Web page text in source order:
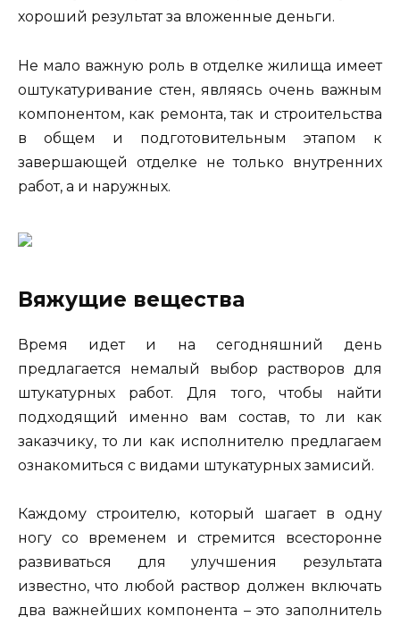
хороший результат за вложенные деньги.
Не мало важную роль в отделке жилища имеет
оштукатуривание стен, являясь очень важным
компонентом, как ремонта, так и строительства
в общем и подготовительным этапом к
завершающей отделке не только внутренних
работ, а и наружных.
Вяжущие вещества
Время идет и на сегодняшний день
предлагается немалый выбор растворов для
штукатурных работ. Для того, чтобы найти
подходящий именно вам состав, то ли как
заказчику, то ли как исполнителю предлагаем
ознакомиться с видами штукатурных замисий.
Каждому строителю, который шагает в одну
ногу со временем и стремится всесторонне
развиваться для улучшения результата
известно, что любой раствор должен включать
два важнейших компонента – это заполнитель